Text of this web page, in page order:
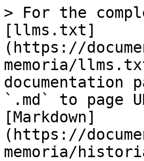
> For the
[llms.txt]
(https://
memoria/
documentation
`.md` to page
[Markdown]
(https://
memoria/